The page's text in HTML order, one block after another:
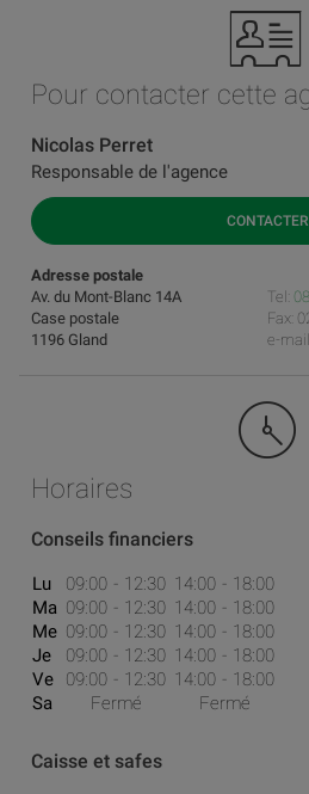
Pour contacter cette
Nicolas Perret
Responsable de l'agence
CONTACTER
Adresse postale
Av. du Mont-Blanc 14A
Case postale
1196 Gland
Tel:
Fax:
e-
Horaires
Conseils financiers
Lu
Ma
Me
Je
Ve
Sa
09:00
12:30
09:00
12:30
09:00
12:30
09:00
12:30
09:00
12:30
Fermé
14:00
18:00
14:00
18:00
14:00
18:00
14:00
18:00
14:00
18:00
Fermé
Caisse et safes